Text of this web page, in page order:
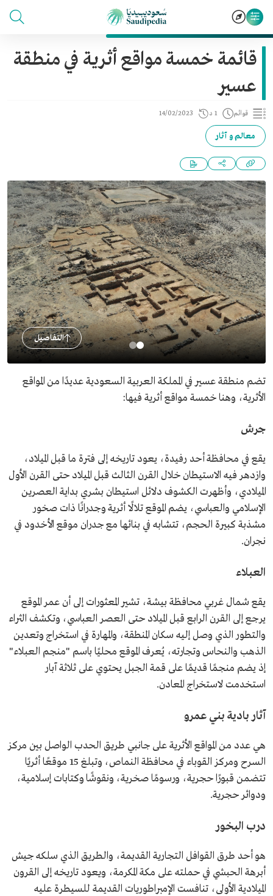
قائمة خمسة مواقع أثرية في منطقة
عسير
قوائم 1 د 14/02/2023
معالم و آثار
التفاصيل
تضم منطقة عسير في المملكة العربية السعودية عديدًا من المواقع
الأثرية، وهنا خمسة مواقع أثرية فيها:
جرش
يقع في محافظة أحد رفيدة، يعود تاريخه إلى فترة ما قبل الميلاد،
وازدهر فيه الاستيطان خلال القرن الثالث قبل الميلاد حتى القرن الأول
الميلادي، وأظهرت الكشوف دلائل استيطان بشري بداية العصرين
الإسلامي والعباسي، يضم الموقع تلالًا أثرية وجدرانًا ذات صخور
مشذبة كبيرة الحجم، تتشابه في بنائها مع جدران موقع الأخدود في
نجران.
العبلاء
يقع شمال غربي محافظة بيشة، تشير المعثورات إلى أن عمر الموقع
يرجع إلى القرن الرابع قبل الميلاد حتى العصر العباسي، وتكشف الثراء
والتطور الذي وصل إليه سكان المنطقة، والمهارة في استخراج وتعدين
الذهب والنحاس وتجارته، يُعرف الموقع محليًا باسم "منجم العبلاء"
إذ يضم منجمًا قديمًا على قمة الجبل يحتوي على ثلاثة آبار
استخدمت لاستخراج المعادن.
آثار بادية بني عمرو
هي عدد من المواقع الأثرية على جانبي طريق الحدب الواصل بين مركز
السرح ومركز القوباء في محافظة النماص، وتبلغ 15 موقعًا أثريًا
تتضمن قبورًا حجرية، ورسومًا صخرية، ونقوشًا وكتابات إسلامية،
ودوائر حجرية.
درب البخور
هو أحد طرق القوافل التجارية القديمة، والطريق الذي سلكه جيش
أبرهة الحبشي في حملته على مكة المكرمة، ويعود تاريخه إلى القرون
الميلادية الأولى، تنافست الإمبراطوريات القديمة للسيطرة عليه